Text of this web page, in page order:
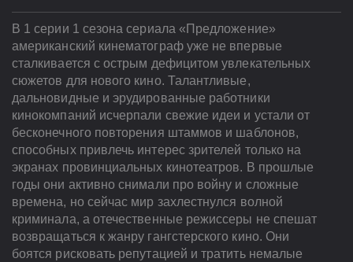
В 1 серии 1 сезона сериала «Предложение»
американский кинематограф уже не впервые
сталкивается с острым дефицитом увлекательных
сюжетов для нового кино. Талантливые,
дальновидные и эрудированные работники
кинокомпаний исчерпали свежие идеи и устали от
бесконечного повторения штаммов и шаблонов,
способных привлечь интерес зрителей только на
экранах провинциальных кинотеатров. В прошлые
годы они активно снимали про войну и сложные
времена, но сейчас мир захлестнулся волной
криминала, а отечественные режиссеры не спешат
возвращаться к жанру гангстерского кино. Они
боятся рисковать репутацией и тратить немалые